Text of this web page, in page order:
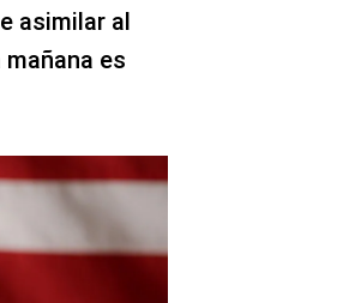
asimilar al
es